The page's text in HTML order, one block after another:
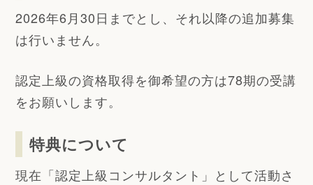
2026年6月30日までとし、それ以降の追加募集
は行いません。
認定上級の資格取得を御希望の方は78期の受講
をお願いします。
特典について
現在「認定上級コンサルタント」として活動さ